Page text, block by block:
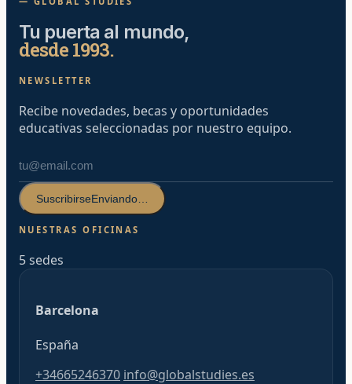
Tu puerta al mundo,
desde 1993.
NEWSLETTER
Recibe novedades, becas y oportunidades
educativas seleccionadas por nuestro equipo.
SuscribirseEnviando…
NUESTRAS OFICINAS
5 sedes
Barcelona
España
+34665246370 info@globalstudies.es